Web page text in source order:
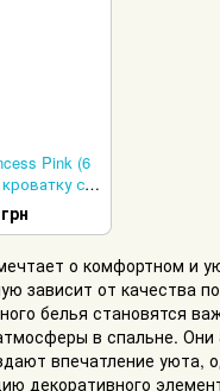
Pink (6
с
о комфортном и
зависит от качества
белья становятся
в спальне. Они
впечатление уюта,
декоративного